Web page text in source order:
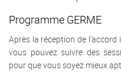
Programme GERME
Après la réception de
vous pouvez suivre des
pour que vous soyez mieux